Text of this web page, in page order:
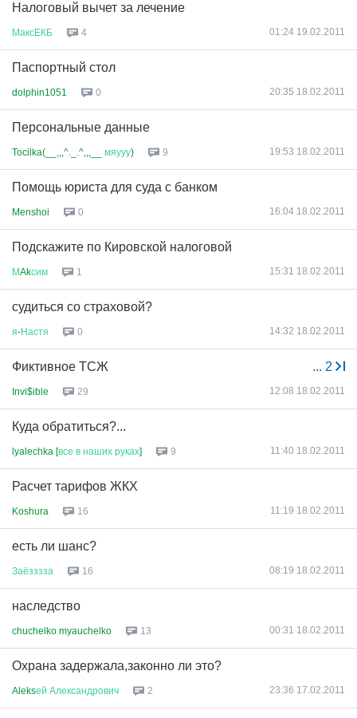
Налоговый вычет за лечение
МаксЕКБ 4 01:24 19.02.2011
Паспортный стол
dolphin1051 0 20:35 18.02.2011
Персональные данные
Tocilka(__,,,^._.^,,,__ мяууу) 9 19:53 18.02.2011
Помощь юриста для суда с банком
Menshoi 0 16:04 18.02.2011
Подскажите по Кировской налоговой
МAkсим 1 15:31 18.02.2011
судиться со страховой?
я-Настя 0 14:32 18.02.2011
... 2
Фиктивное ТСЖ
Invi$ible 29 12:08 18.02.2011
Куда обратиться?...
lyalechka [все в наших руках] 9 11:40 18.02.2011
Расчет тарифов ЖКХ
Koshura 16 11:19 18.02.2011
есть ли шанс?
Заёзззза 16 08:19 18.02.2011
наследство
chuchelko myauchelko 13 00:31 18.02.2011
Охрана задержала,законно ли это?
Aleksей Александрович 2 23:36 17.02.2011